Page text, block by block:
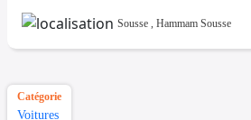
Sousse , Hammam Sousse
Catégorie
Voitures